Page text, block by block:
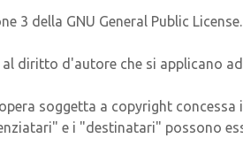
3 della GNU General Public License.
diritto d'autore che si applicano
soggetta a copyright concessa
e i "destinatari" possono